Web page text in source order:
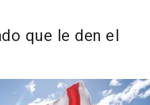
que le den el